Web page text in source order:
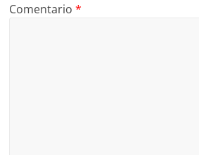
Comentario*